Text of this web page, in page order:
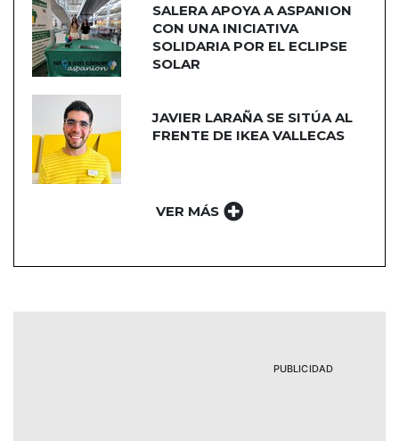
SALERA APOYA A ASPANION
CON UNA INICIATIVA
SOLIDARIA POR EL ECLIPSE
SOLAR
JAVIER LARAÑA SE SITÚA AL
FRENTE DE IKEA VALLECAS
VER MÁS
PUBLICIDAD